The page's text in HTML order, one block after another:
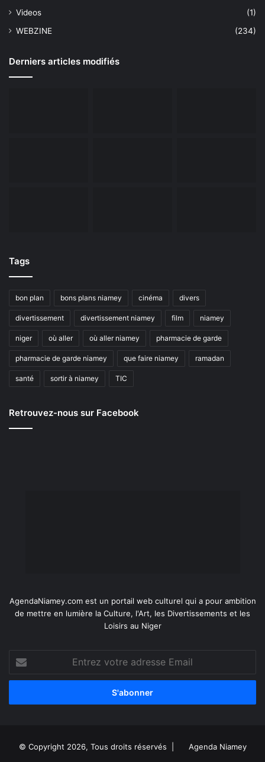
Videos
(1)
WEBZINE
(234)
Derniers articles modifiés
Tags
bon plan bons plans niamey cinéma divers
divertissement divertissement niamey film niamey
niger où aller où aller niamey pharmacie de garde
pharmacie de garde niamey que faire niamey ramadan
santé sortir à niamey TIC
Retrouvez-nous sur Facebook
AgendaNiamey.com est un portail web culturel qui a pour ambition
de mettre en lumière la Culture, l'Art, les Divertissements et les
Loisirs au Niger
votre
adresse
© Copyright 2026, Tous droits réservés | Agenda Niamey